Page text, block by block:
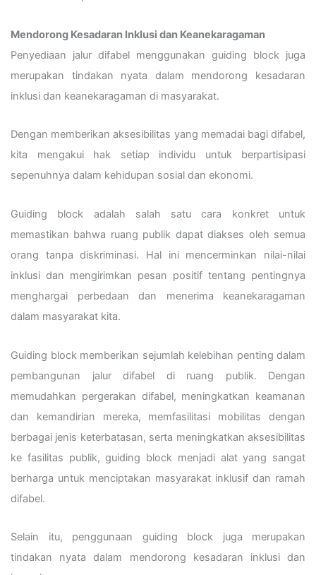
Mendorong Kesadaran Inklusi dan Keanekaragaman
Penyediaan jalur difabel menggunakan guiding block juga
merupakan tindakan nyata dalam mendorong kesadaran
inklusi dan keanekaragaman di masyarakat.
Dengan memberikan aksesibilitas yang memadai bagi difabel,
kita mengakui hak setiap individu untuk berpartisipasi
sepenuhnya dalam kehidupan sosial dan ekonomi.
Guiding block adalah salah satu cara konkret untuk
memastikan bahwa ruang publik dapat diakses oleh semua
orang tanpa diskriminasi. Hal ini mencerminkan nilai-nilai
inklusi dan mengirimkan pesan positif tentang pentingnya
menghargai perbedaan dan menerima keanekaragaman
dalam masyarakat kita.
Guiding block memberikan sejumlah kelebihan penting dalam
pembangunan jalur difabel di ruang publik. Dengan
memudahkan pergerakan difabel, meningkatkan keamanan
dan kemandirian mereka, memfasilitasi mobilitas dengan
berbagai jenis keterbatasan, serta meningkatkan aksesibilitas
ke fasilitas publik, guiding block menjadi alat yang sangat
berharga untuk menciptakan masyarakat inklusif dan ramah
difabel.
Selain itu, penggunaan guiding block juga merupakan
tindakan nyata dalam mendorong kesadaran inklusi dan